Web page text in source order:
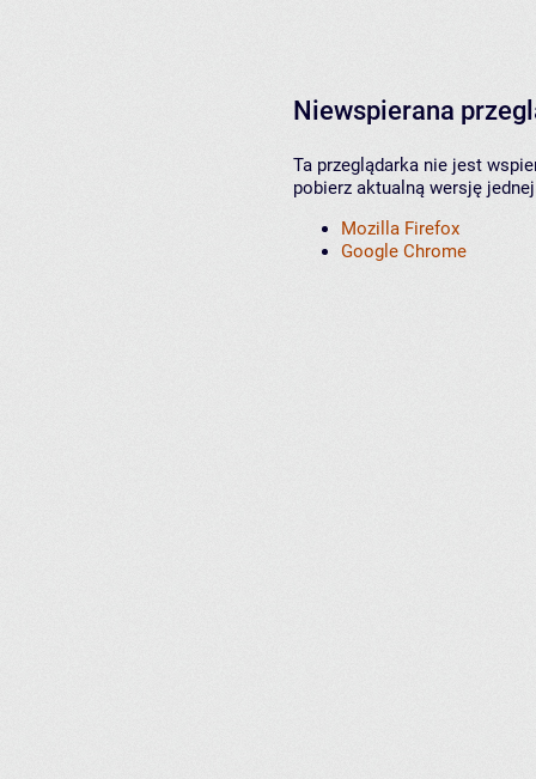
Niewspierana
Ta przeglądarka nie jest
pobierz aktualną wersję
Mozilla Firefox
Google Chrome